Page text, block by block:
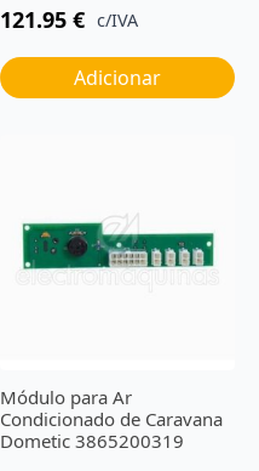
121.95 € c/IVA
Adicionar
Módulo para Ar
Condicionado de Caravana
Dometic 3865200319